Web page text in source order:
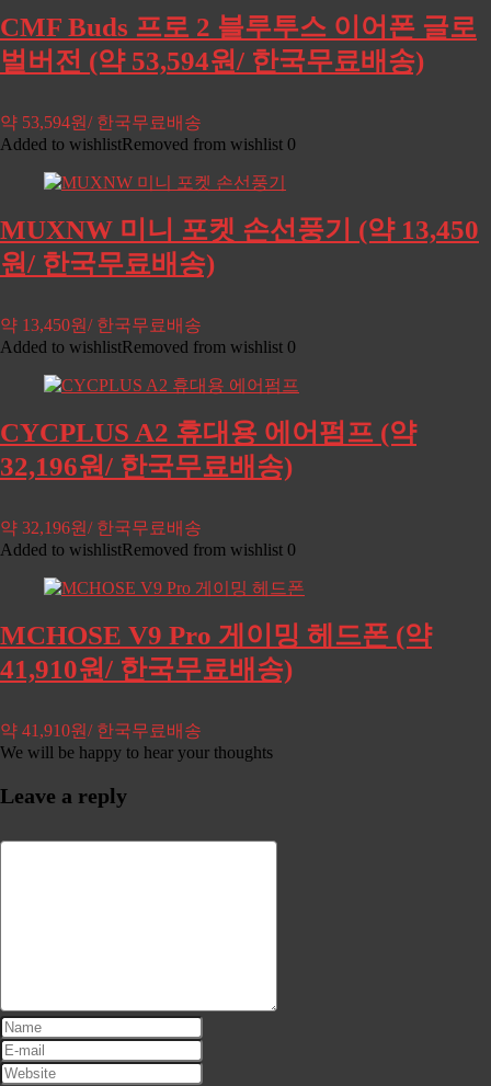
CMF Buds 프로 2 블루투스 이어폰 글로
벌버전 (약 53,594원/ 한국무료배송)
약 53,594원/ 한국무료배송
Added to wishlistRemoved from wishlist 0
MUXNW 미니 포켓 손선풍기 (약 13,450
원/ 한국무료배송)
약 13,450원/ 한국무료배송
Added to wishlistRemoved from wishlist 0
CYCPLUS A2 휴대용 에어펌프 (약
32,196원/ 한국무료배송)
약 32,196원/ 한국무료배송
Added to wishlistRemoved from wishlist 0
MCHOSE V9 Pro 게이밍 헤드폰 (약
41,910원/ 한국무료배송)
약 41,910원/ 한국무료배송
We will be happy to hear your thoughts
Leave a reply